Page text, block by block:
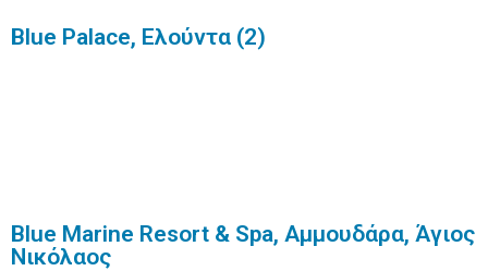
Blue Palace, Ελούντα (2)
Blue Marine Resort & Spa, Αμμουδάρα, Άγιος
Νικόλαος